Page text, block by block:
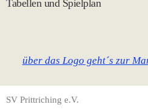
Tabellen und Spielplan
über das Logo geht´s zur
SV Prittriching e.V.